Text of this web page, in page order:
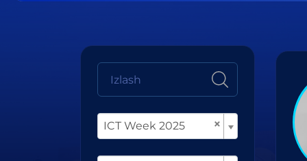
×
ICT Week 2025